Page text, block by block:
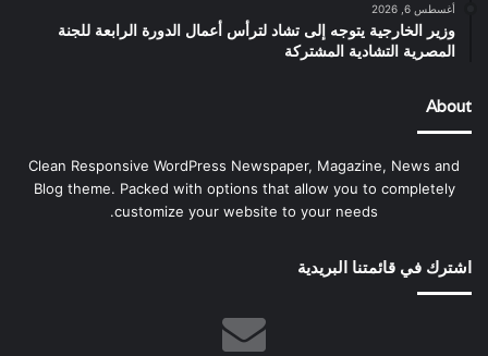
أغسطس 6, 2026
وزير الخارجية يتوجه إلى تشاد لترأس أعمال الدورة الرابعة للجنة
المصرية التشادية المشتركة
About
Clean Responsive WordPress Newspaper, Magazine, News and
Blog theme. Packed with options that allow you to completely
customize your website to your needs.
اشترك في قائمتنا البريدية